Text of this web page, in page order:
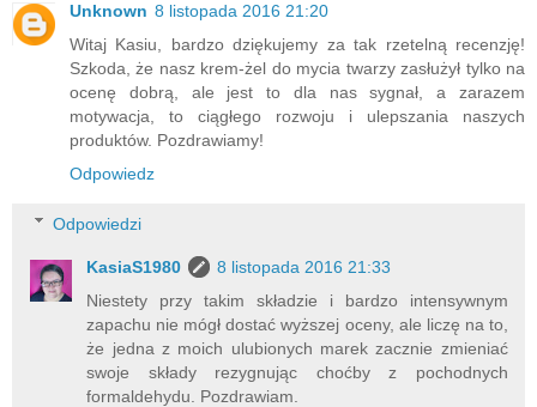
Unknown 8 listopada 2016 21:20
Witaj Kasiu, bardzo dziękujemy za tak rzetelną recenzję!
Szkoda, że nasz krem-żel do mycia twarzy zasłużył tylko na
ocenę dobrą, ale jest to dla nas sygnał, a zarazem
motywacja, to ciągłego rozwoju i ulepszania naszych
produktów. Pozdrawiamy!
Odpowiedz
Odpowiedzi
KasiaS1980
8 listopada 2016 21:33
Niestety przy takim składzie i bardzo intensywnym
zapachu nie mógł dostać wyższej oceny, ale liczę na to,
że jedna z moich ulubionych marek zacznie zmieniać
swoje składy rezygnując choćby z pochodnych
formaldehydu. Pozdrawiam.